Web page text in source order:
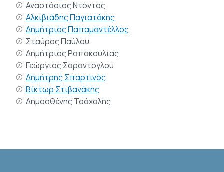
Αναστάσιος Ντόντος
Αλκιβιάδης Παγιατάκης
Δημήτριος Παπαμαντέλλος
Σταύρος Παύλου
Δημήτριος Ραπακούλιας
Γεώργιος Σαραντόγλου
Δημήτρης Σπαρτινός
Βίκτωρ Στιβανάκης
Δημοσθένης Τσάχαλης